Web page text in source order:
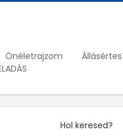
Önéletrajzom
Hol keresed?